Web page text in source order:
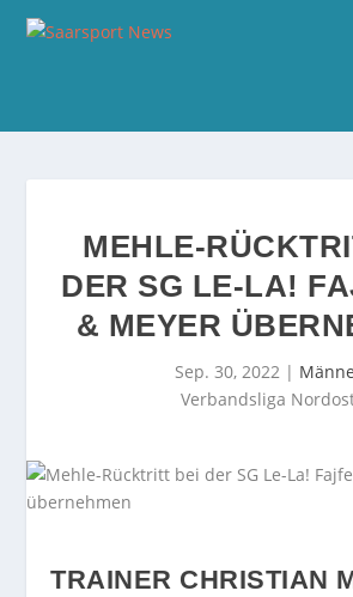
MEHLE-
DER SG LE-LA!
& MEYER
Sep. 30, 2022|
Verbandsliga
TRAINER CHRISTIAN